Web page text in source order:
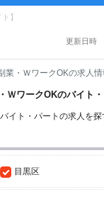
】
更新日時
業・ＷワークOKの求人情
ＷワークOKのバイト
イト・パートの求人を
目黒区